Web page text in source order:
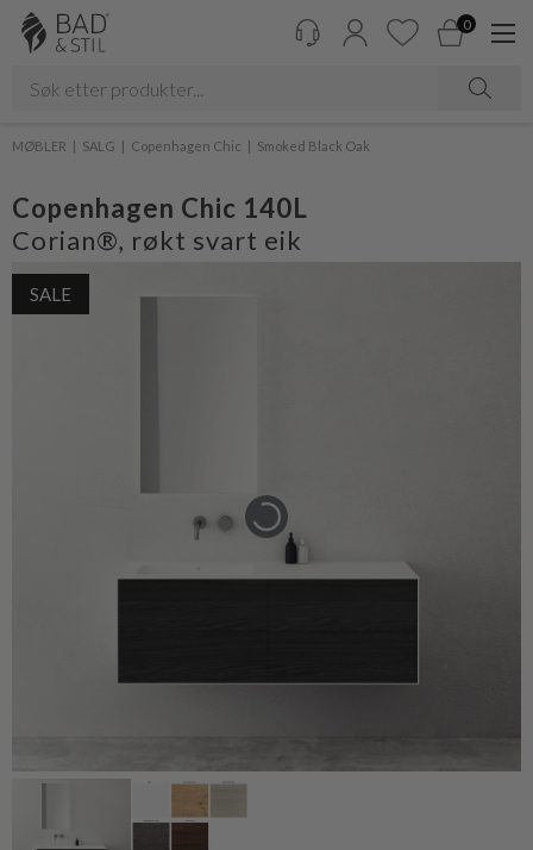
0
MØBLER SALG Copenhagen Chic Smoked Black Oak
Copenhagen Chic 140L
Corian®, røkt svart eik
SALE